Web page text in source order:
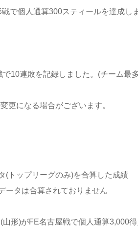
で個人通算300スティールを達成し
10連敗を記録しました。(チーム最
更になる場合がございます。
(トップリーグのみ)を合算した成績
ータは合算されておりません
形)がFE名古屋戦で個人通算3,000得